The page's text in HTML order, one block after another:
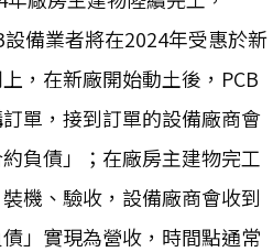
備業者將在2024年受惠於新
，在新廠開始動土後，PCB
單，接到訂單的設備廠商會
負債」；在廠房主建物完工
機、驗收，設備廠商會收到
」實現為營收，時間點通常